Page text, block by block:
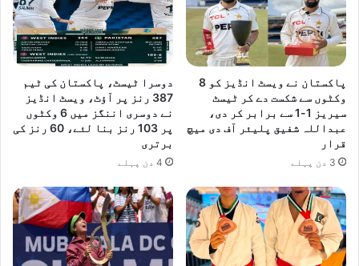
ی
ش
ن
ل
ک
ف
ن
ی
ش
ن
م
ی
پاکستان نے ویسٹ انڈیز کو 8
وکٹوں سے شکست دے کر ٹیسٹ
سیریز 1-1 سے برابر کر دی،
عبداللہ شفیق پلیئر آف دی میچ
قرار
3 دن پہلے
دوسرا ٹیسٹ، پاکستان کی ٹیم
387 رنز پر آؤٹ، ویسٹ انڈیز
نے دوسری اننگز میں 6 وکٹوں
پر 103 رنز بنا لئے، 60 رنز کی
برتری
4 دن پہلے